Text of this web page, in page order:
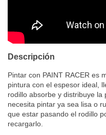
Descripción
Pintar con PAINT RACER es
pintura con el espesor ideal,
rodillo absorbe y distribuye
necesita pintar ya sea lisa o
que estar pasando el rodillo
recargarlo.